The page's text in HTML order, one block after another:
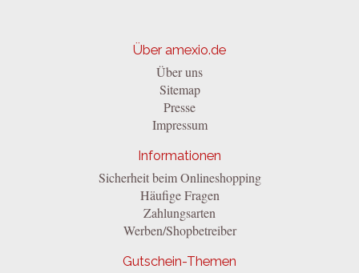
Über amexio.de
Über uns
Sitemap
Presse
Impressum
Informationen
Sicherheit beim Onlineshopping
Häufige Fragen
Zahlungsarten
Werben/Shopbetreiber
Gutschein-Themen